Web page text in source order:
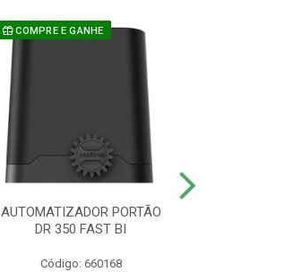
COMPRE E GANHE
AUTOMATIZADOR PORTÃO
DR 350 FAST BI
Código: 660168